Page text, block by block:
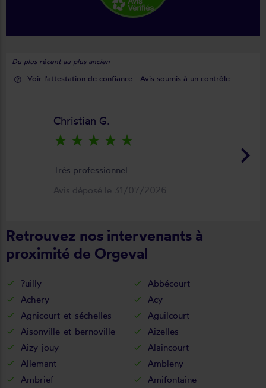
Du plus récent au plus ancien
help_outline Voir l'attestation de confiance - Avis soumis à un contrôle
keyboard_arrow_right
Christian G.
star_rate star_rate star_rate star_rate star_rate
Très professionnel
Avis déposé le 31/07/2026
Retrouvez nos intervenants à
proximité de Orgeval
?uilly
Abbécourt
Achery
Acy
Agnicourt-et-séchelles
Aguilcourt
Aisonville-et-bernoville
Aizelles
Aizy-jouy
Alaincourt
Allemant
Ambleny
Ambrief
Amifontaine